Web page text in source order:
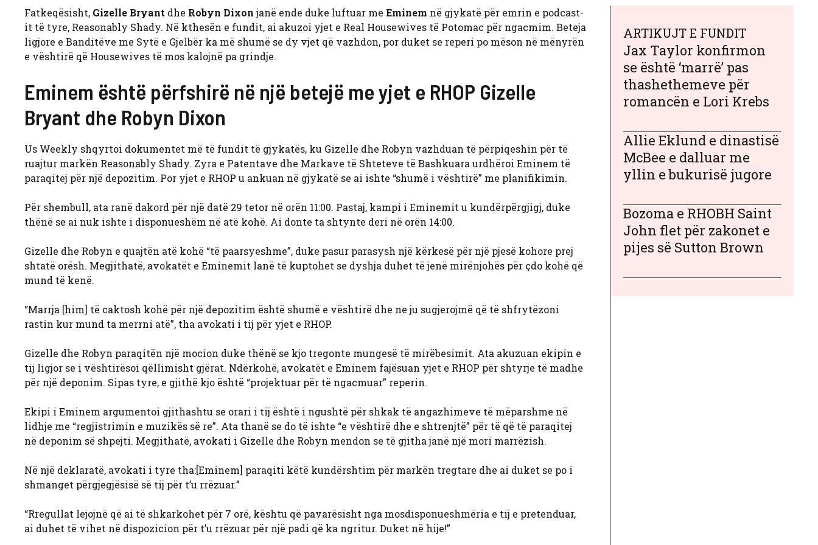
Fatkeqësisht, Gizelle Bryant dhe Robyn Dixonjanë ende duke luftuar me Eminem në gjykatë për emrin e podcast-
it të tyre, Reasonably Shady. Në kthesën e fundit, ai akuzoi yjet e Real Housewives të Potomac për ngacmim. Beteja
ligjore e Banditëve me Sytë e Gjelbër ka më shumë se dy vjet që vazhdon, por duket se reperi po mëson në mënyrën
e vështirë që Housewives të mos kalojnë pa grindje.
Eminem është përfshirë në një betejë me yjet e RHOP Gizelle
Bryant dhe Robyn Dixon
Us Weekly shqyrtoi dokumentet më të fundit të gjykatës, ku Gizelle dhe Robyn vazhduan të përpiqeshin për të
ruajtur markën Reasonably Shady. Zyra e Patentave dhe Markave të Shteteve të Bashkuara urdhëroi Eminem të
paraqitej për një depozitim. Por yjet e RHOP u ankuan në gjykatë se ai ishte “shumë i vështirë” me planifikimin.
Për shembull, ata ranë dakord për një datë 29 tetor në orën 11:00. Pastaj, kampi i Eminemit u kundërpërgjigj, duke
thënë se ai nuk ishte i disponueshëm në atë kohë. Ai donte ta shtynte deri në orën 14:00.
Gizelle dhe Robyn e quajtën atë kohë “të paarsyeshme”, duke pasur parasysh një kërkesë për një pjesë kohore prej
shtatë orësh. Megjithatë, avokatët e Eminemit lanë të kuptohet se dyshja duhet të jenë mirënjohës për çdo kohë që
mund të kenë.
“Marrja [him] të caktosh kohë për një depozitim është shumë e vështirë dhe ne ju sugjerojmë që të shfrytëzoni
rastin kur mund ta merrni atë”, tha avokati i tij për yjet e RHOP.
Gizelle dhe Robyn paraqitën një mocion duke thënë se kjo tregonte mungesë të mirëbesimit. Ata akuzuan ekipin e
tij ligjor se i vështirësoi qëllimisht gjërat. Ndërkohë, avokatët e Eminem fajësuan yjet e RHOP për shtyrje të madhe
për një deponim. Sipas tyre, e gjithë kjo është “projektuar për të ngacmuar” reperin.
Ekipi i Eminem argumentoi gjithashtu se orari i tij është i ngushtë për shkak të angazhimeve të mëparshme në
lidhje me “regjistrimin e muzikës së re”. Ata thanë se do të ishte “e vështirë dhe e shtrenjtë” për të që të paraqitej
në deponim së shpejti. Megjithatë, avokati i Gizelle dhe Robyn mendon se të gjitha janë një mori marrëzish.
Në një deklaratë, avokati i tyre tha:[Eminem] paraqiti këtë kundërshtim për markën tregtare dhe ai duket se po i
shmanget përgjegjësisë së tij për t’u rrëzuar.”
“Rregullat lejojnë që ai të shkarkohet për 7 orë, kështu që pavarësisht nga mosdisponueshmëria e tij e pretenduar,
ai duhet të vihet në dispozicion për t’u rrëzuar për një padi që ka ngritur. Duket në hije!”
ARTIKUJT E FUNDIT
Jax Taylor konfirmon
se është ‘marrë’ pas
thashethemeve për
romancën e Lori Krebs
Allie Eklund e dinastisë
McBee e dalluar me
yllin e bukurisë jugore
Bozoma e RHOBH Saint
John flet për zakonet e
pijes së Sutton Brown